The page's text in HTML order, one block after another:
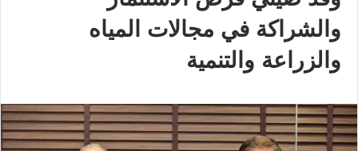
والشراكة في مجالات المياه
والزراعة والتنمية